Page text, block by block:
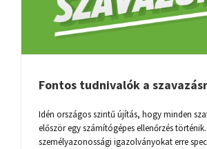
Fontos tudnivalók a
Idén országos szintű újítás, hogy minden
először egy számítógépes ellenőrzés
személyazonossági igazolványokat erre